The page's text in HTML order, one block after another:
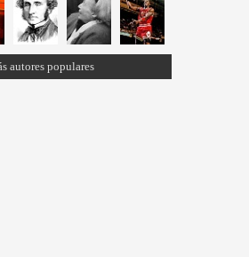
autores populares